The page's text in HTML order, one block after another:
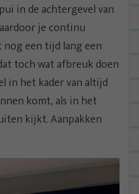
in de achtergevel van
je continu
een tijd lang een
toch wat afbreuk doen
in het kader van altijd
komt, als in het
kijkt. Aanpakken